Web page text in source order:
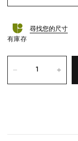
尋找您的尺寸
有庫存